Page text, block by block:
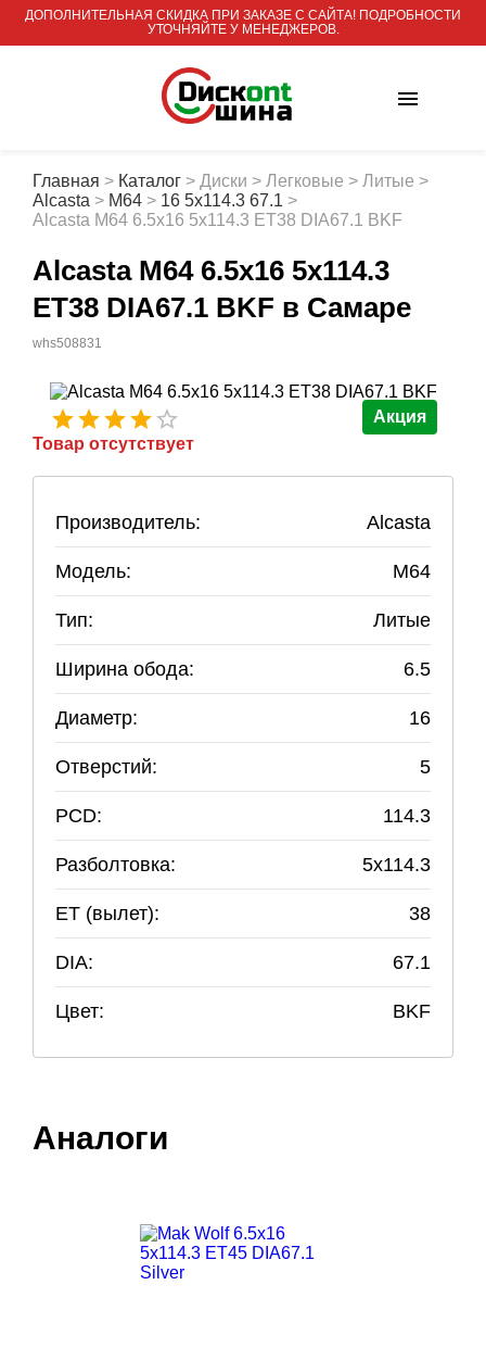
ДОПОЛНИТЕЛЬНАЯ СКИДКА ПРИ ЗАКАЗЕ С САЙТА! ПОДРОБНОСТИ
УТОЧНЯЙТЕ У МЕНЕДЖЕРОВ.
Главная > Каталог > Диски > Легковые > Литые >
Alcasta > M64 > 16 5x114.3 67.1 >
Alcasta M64 6.5x16 5x114.3 ET38 DIA67.1 BKF
Alcasta M64 6.5x16 5x114.3
ET38 DIA67.1 BKF в Самаре
whs508831
Акция
Товар отсутствует
Производитель: Alcasta
Модель: M64
Тип: Литые
Ширина обода: 6.5
Диаметр: 16
Отверстий: 5
PCD: 114.3
Разболтовка: 5x114.3
ET (вылет): 38
DIA: 67.1
Цвет: BKF
Аналоги